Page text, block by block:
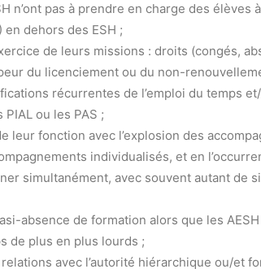
n’ont pas à prendre en charge des élèves
en dehors des ESH ;
de leurs missions : droits (congés,
du licenciement ou du non-
récurrentes de l’emploi du temps
PIAL ou les PAS ;
leur fonction avec l’explosion des
individualisés, et en
simultanément, avec souvent autant de
absence de formation alors que les
de plus en plus lourds ;
avec l’autorité hiérarchique ou/et